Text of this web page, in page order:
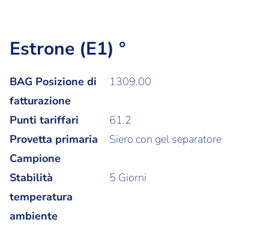
Estrone (E1) °
BAG Posizione di
fatturazione
1309.00
Punti tariffari
61.2
Provetta primaria
Siero con gel separatore
Campione
Stabilità
temperatura
ambiente
5 Giorni